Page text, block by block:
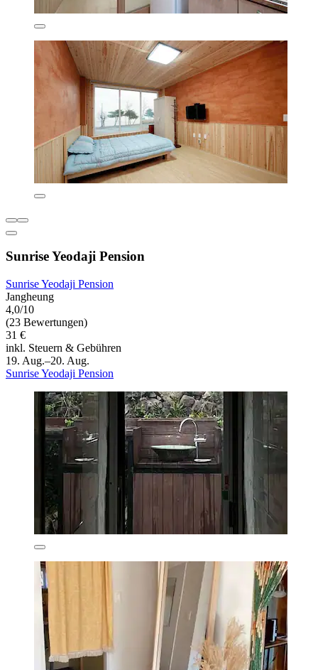
Sunrise Yeodaji Pension
Sunrise Yeodaji Pension
Jangheung
4,0/10
(23 Bewertungen)
31 €
inkl. Steuern & Gebühren
19. Aug.–20. Aug.
Sunrise Yeodaji Pension